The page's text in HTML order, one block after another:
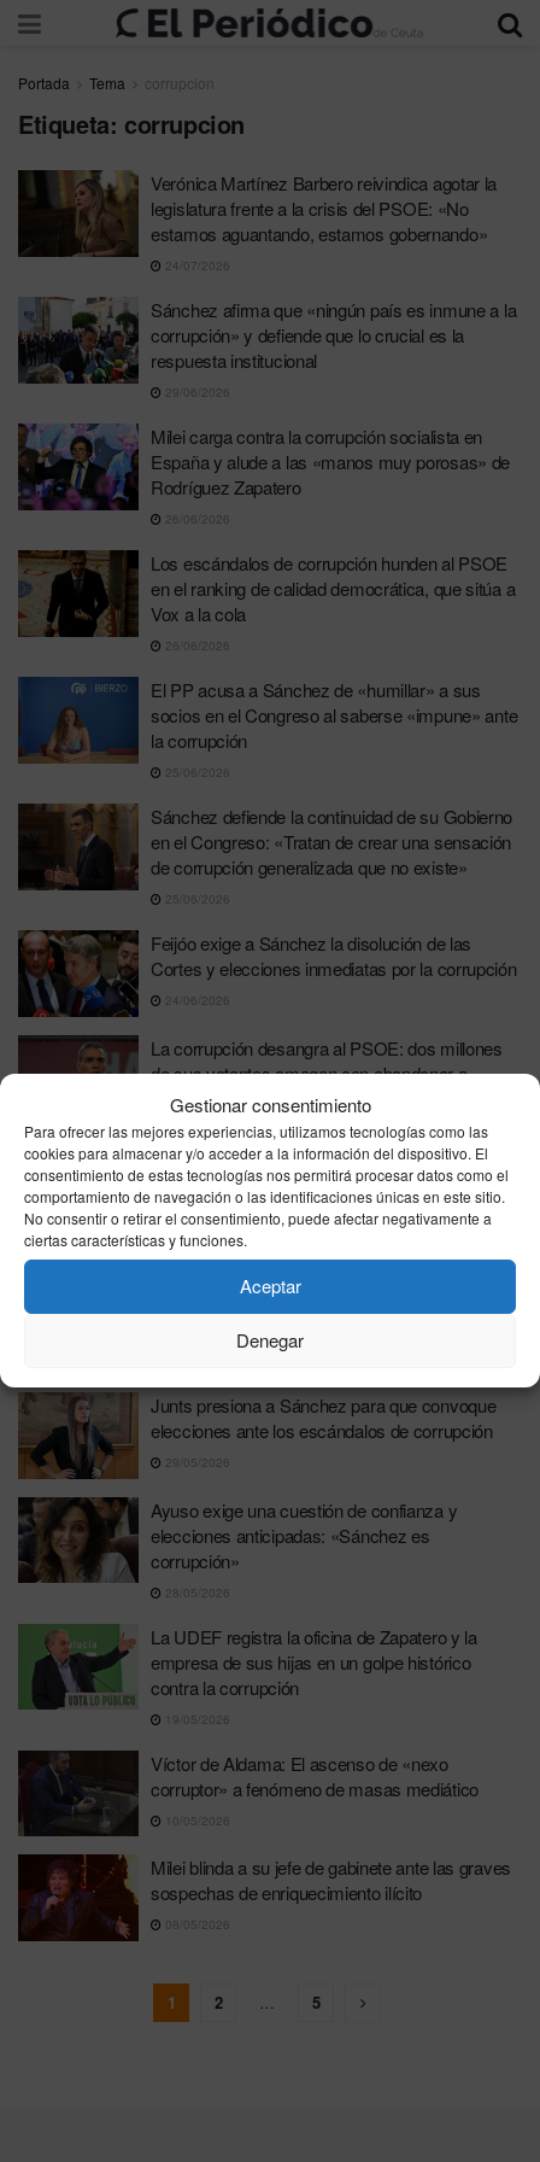
Gestionar consentimiento
Para ofrecer las mejores experiencias, utilizamos tecnologías como las
cookies para almacenar y/o acceder a la información del dispositivo. El
consentimiento de estas tecnologías nos permitirá procesar datos como el
comportamiento de navegación o las identificaciones únicas en este sitio.
No consentir o retirar el consentimiento, puede afectar negativamente a
ciertas características y funciones.
Aceptar
Denegar
Portada Tema corrupcion
Etiqueta: corrupcion
Verónica Martínez Barbero reivindica agotar la
legislatura frente a la crisis del PSOE: «No
estamos aguantando, estamos gobernando»
24/07/2026
Sánchez afirma que «ningún país es inmune a la
corrupción» y defiende que lo crucial es la
respuesta institucional
29/06/2026
Milei carga contra la corrupción socialista en
España y alude a las «manos muy porosas» de
Rodríguez Zapatero
26/06/2026
Los escándalos de corrupción hunden al PSOE
en el ranking de calidad democrática, que sitúa a
Vox a la cola
26/06/2026
El PP acusa a Sánchez de «humillar» a sus
socios en el Congreso al saberse «impune» ante
la corrupción
25/06/2026
Sánchez defiende la continuidad de su Gobierno
en el Congreso: «Tratan de crear una sensación
de corrupción generalizada que no existe»
25/06/2026
Feijóo exige a Sánchez la disolución de las
Cortes y elecciones inmediatas por la corrupción
24/06/2026
La corrupción desangra al PSOE: dos millones
de sus votantes amagan con abandonar a
Sánchez
12/06/2026
Pedro Sánchez afronta el aniversario de la
moción de censura en su peor crisis, asediado
por la corrupción y presionado por sus socios
31/05/2026
Junts presiona a Sánchez para que convoque
Junts presiona a Sánchez para que convoque
elecciones ante los escándalos de corrupción
29/05/2026
Ayuso exige una cuestión de confianza y
elecciones anticipadas: «Sánchez es
corrupción»
28/05/2026
La UDEF registra la oficina de Zapatero y la
empresa de sus hijas en un golpe histórico
contra la corrupción
19/05/2026
Víctor de Aldama: El ascenso de «nexo
corruptor» a fenómeno de masas mediático
10/05/2026
Milei blinda a su jefe de gabinete ante las graves
sospechas de enriquecimiento ilícito
08/05/2026
1 2 5